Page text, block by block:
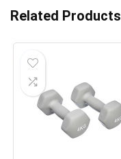
Related Products